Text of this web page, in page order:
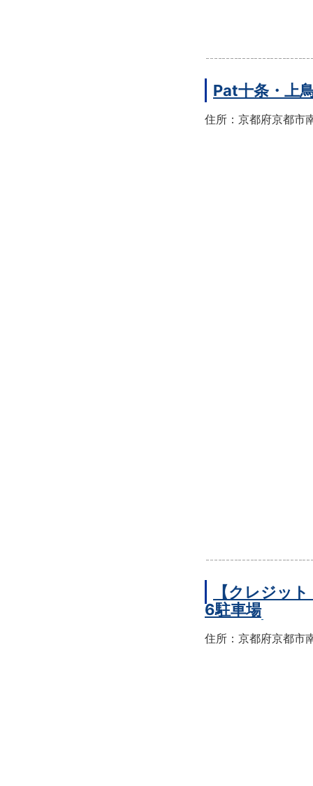
Pat十条・上
住所：京都府京都市
【クレジッ
6駐車場
住所：京都府京都市